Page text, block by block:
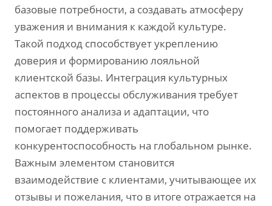
базовые потребности, а создавать атмосферу
уважения и внимания к каждой культуре.
Такой подход способствует укреплению
доверия и формированию лояльной
клиентской базы. Интеграция культурных
аспектов в процессы обслуживания требует
постоянного анализа и адаптации, что
помогает поддерживать
конкурентоспособность на глобальном рынке.
Важным элементом становится
взаимодействие с клиентами, учитывающее их
отзывы и пожелания, что в итоге отражается на